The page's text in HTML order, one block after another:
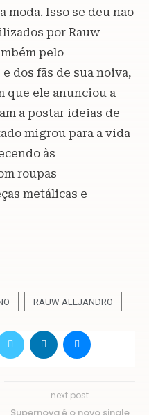
moda. Isso se deu não
por Rauw
pelo
dos fãs de sua noiva,
que ele anunciou a
a postar ideias de
migrou para a vida
às
roupas
metálicas e
RAUW ALEJANDRO
next post